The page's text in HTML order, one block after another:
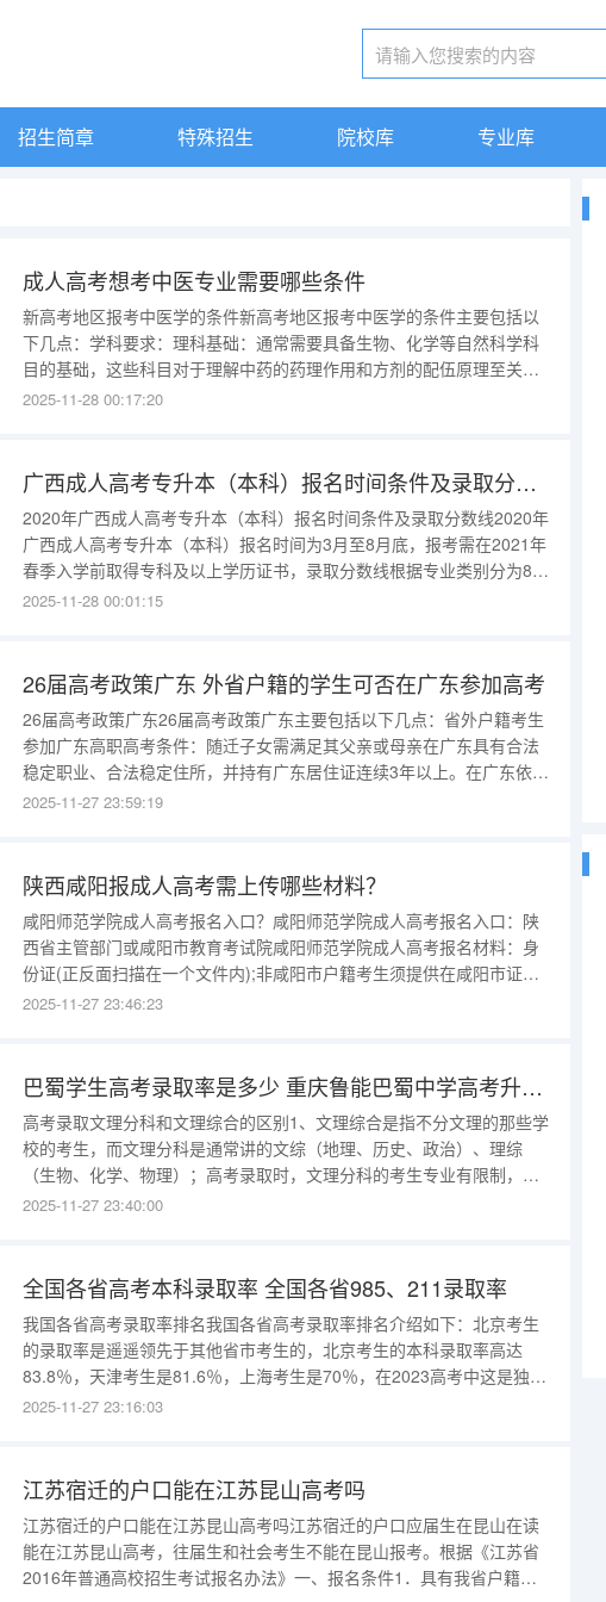
招生简章 特殊招生 院校库 专业库
成人高考想考中医专业需要哪些条件
新高考地区报考中医学的条件新高考地区报考中医学的条件主要包括以
下几点：学科要求：理科基础：通常需要具备生物、化学等自然科学科
目的基础，这些科目对于理解中药的药理作用和方剂的配伍原理至关重
要。文科基础：语文、历史、地理等人文社会科学科目也是中医学专业
2025-11-28 00:17:20
广西成人高考专升本（本科）报名时间条件及录取分数线 湖南衡阳高职高考报名分数线
2020年广西成人高考专升本（本科）报名时间条件及录取分数线2020年
广西成人高考专升本（本科）报名时间为3月至8月底，报考需在2021年
春季入学前取得专科及以上学历证书，录取分数线根据专业类别分为8个
档次，最低101分，最高163分。一、报名时间2020年广西成人高考专升
2025-11-28 00:01:15
26届高考政策广东 外省户籍的学生可否在广东参加高考
26届高考政策广东26届高考政策广东主要包括以下几点：省外户籍考生
参加广东高职高考条件：随迁子女需满足其父亲或母亲在广东具有合法
稳定职业、合法稳定住所，并持有广东居住证连续3年以上。在广东依法
参加社会保险缴费累计3年以上。随迁子女需具有广东中职学校3年完整
2025-11-27 23:59:19
陕西咸阳报成人高考需上传哪些材料？
咸阳师范学院成人高考报名入口？咸阳师范学院成人高考报名入口：陕
西省主管部门或咸阳市教育考试院咸阳师范学院成人高考报名材料：身
份证(正反面扫描在一个文件内);非咸阳市户籍考生须提供在咸阳市证明
(咸阳市单位工作证明或咸阳市居住证);学历证书(报考专升本的考生还须
2025-11-27 23:46:23
巴蜀学生高考录取率是多少 重庆鲁能巴蜀中学高考升学率
高考录取文理分科和文理综合的区别1、文理综合是指不分文理的那些学
校的考生，而文理分科是通常讲的文综（地理、历史、政治）、理综
（生物、化学、物理）；高考录取时，文理分科的考生专业有限制，文
综倾向于文科类的专业，理综倾向于理工科类的专业，而文理综合的只
高职高专批。
2025-11-27 23:40:00
全国各省高考本科录取率 全国各省985、211录取率
我国各省高考录取率排名我国各省高考录取率排名介绍如下：北京考生
的录取率是遥遥领先于其他省市考生的，北京考生的本科录取率高达
83.8％，天津考生是81.6％，上海考生是70％，在2023高考中这是独立
自主命题的3个地方。辽宁考生是66％，本科录取率会这般高，还是很没
2025-11-27 23:16:03
江苏宿迁的户口能在江苏昆山高考吗
江苏宿迁的户口能在江苏昆山高考吗江苏宿迁的户口应届生在昆山在读
能在江苏昆山高考，往届生和社会考生不能在昆山报考。根据《江苏省
2016年普通高校招生考试报名办法》一、报名条件1．具有我省户籍且